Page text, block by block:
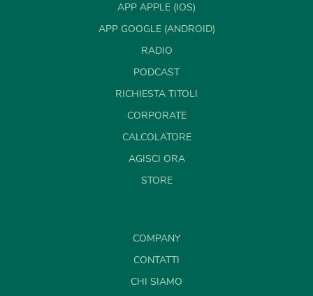
APP APPLE (IOS)
APP GOOGLE (ANDROID)
RADIO
PODCAST
RICHIESTA TITOLI
CORPORATE
CALCOLATORE
AGISCI ORA
STORE
COMPANY
CONTATTI
CHI SIAMO